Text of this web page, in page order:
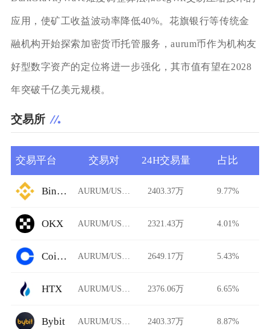
应用，使矿工收益波动率降低40%。花旗银行等传统金
融机构开始探索加密货币托管服务，aurum币作为机构友
好型数字资产的定位将进一步强化，其市值有望在2028
年突破千亿美元规模。
交易所
交易平台 交易对 24H交易量 占比
Binance 2403.37万 9.77%
OKX 2321.43万 4.01%
Coinbase 2649.17万 5.43%
HTX 2376.06万 6.65%
Bybit 2403.37万 8.87%